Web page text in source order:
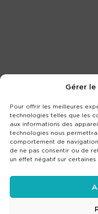
Gérer
Pour offrir les meilleures
technologies telles que les
aux informations des
technologies nous
comportement de
de ne pas consentir ou de
un effet négatif sur